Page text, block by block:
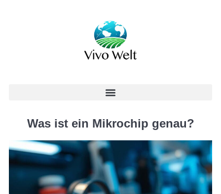
Was ist ein Mikrochip genau?